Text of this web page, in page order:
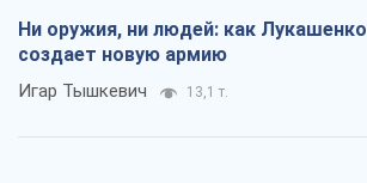
Ни оружия, ни людей: как Лукашенко
создает новую армию
Игар Тышкевич 13,1 т.